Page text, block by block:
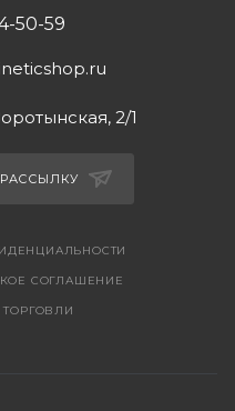
50-59
2/1
СОГЛАШЕНИЕ